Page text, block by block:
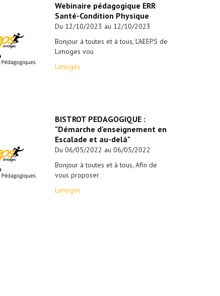
Webinaire pédagogique ERR
Santé-Condition Physique
Du 12/10/2023 au 12/10/2023
Bonjour à toutes et à tous, L'AEEPS de
Limoges vou
Limoges
BISTROT PEDAGOGIQUE :
"Démarche d'enseignement en
Escalade et au-delà"
Du 06/05/2022 au 06/05/2022
Bonjour à toutes et à tous, Afin de
vous proposer
Limoges